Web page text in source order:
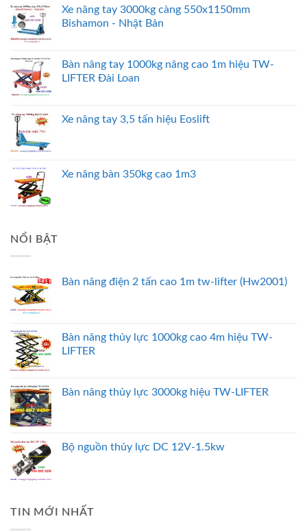
Xe nâng tay 3000kg càng 550x1150mm
Bishamon - Nhật Bản
Bàn nâng tay 1000kg nâng cao 1m hiệu TW-
LIFTER Đài Loan
Xe nâng tay 3,5 tấn hiệu Eoslift
Xe nâng bàn 350kg cao 1m3
NỔI BẬT
Bàn nâng điện 2 tấn cao 1m tw-lifter (Hw2001)
Bàn nâng thủy lực 1000kg cao 4m hiệu TW-
LIFTER
Bàn nâng thủy lực 3000kg hiệu TW-LIFTER
Bộ nguồn thủy lực DC 12V-1.5kw
TIN MỚI NHẤT